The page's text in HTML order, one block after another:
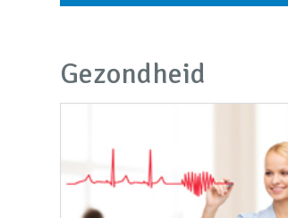
Gezondheid